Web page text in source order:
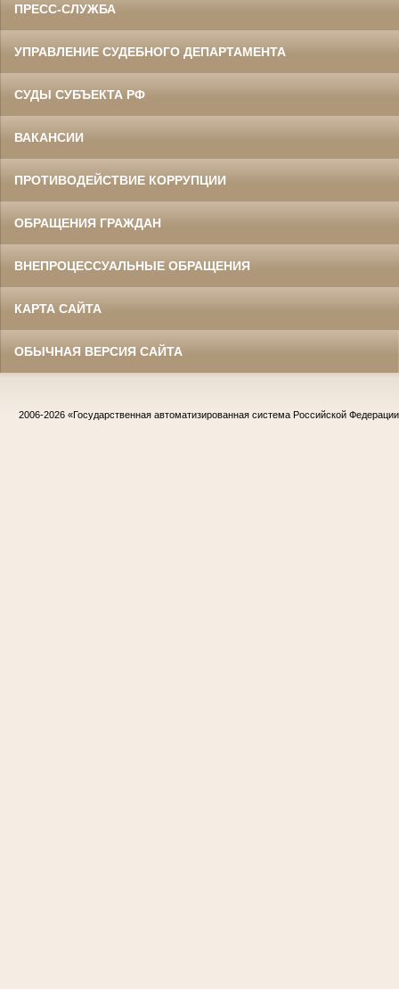
ПРЕСС-СЛУЖБА
УПРАВЛЕНИЕ СУДЕБНОГО ДЕПАРТАМЕНТА
СУДЫ СУБЪЕКТА РФ
ВАКАНСИИ
ПРОТИВОДЕЙСТВИЕ КОРРУПЦИИ
ОБРАЩЕНИЯ ГРАЖДАН
ВНЕПРОЦЕССУАЛЬНЫЕ ОБРАЩЕНИЯ
КАРТА САЙТА
ОБЫЧНАЯ ВЕРСИЯ САЙТА
2006-2026 «Государственная автоматизированная система Российской